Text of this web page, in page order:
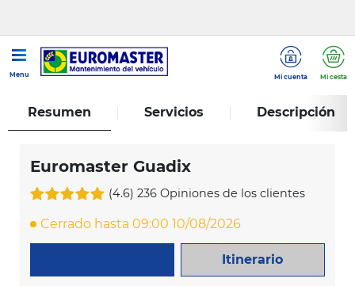
Menu Mi cuenta Mi cesta
Euromaster Guadix
Resumen Servicios Descripción
Euromaster Guadix
(4.6) 236 Opiniones de los clientes
Cerrado hasta 09:00 10/08/2026
Itinerario